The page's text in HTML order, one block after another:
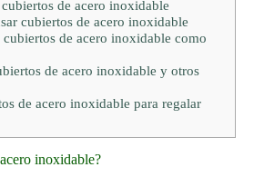
de acero inoxidable
cubiertos de acero inoxidable
de acero inoxidable como
de acero inoxidable y otros
de acero inoxidable para regalar
inoxidable?